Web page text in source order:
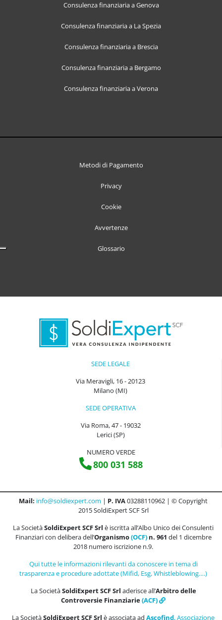
Consulenza finanziaria a Genova
Consulenza finanziaria a La Spezia
Consulenza finanziaria a Brescia
Consulenza finanziaria a Bergamo
Consulenza finanziaria a Verona
Metodi di Pagamento
Privacy
Cookie
Avvertenze
Glossario
SEDE LEGALE
Via Meravigli, 16 - 20123
Milano (MI)
SEDE OPERATIVA
Via Roma, 47 - 19032
Lerici (SP)
NUMERO VERDE
800 031 588
Mail: info@soldiexpert.com | P. IVA03288110962 | © Copyright
2015 SoldiExpert SCF Srl
La SocietàSoldiExpert SCF Srl è iscritta all’Albo Unico dei Consulenti
Finanziari con delibera dell’Organismo(OCF)n. 961 del 1 dicembre
2018 numero iscrizione n.9.
Qui tutte le informazioni rilevanti da conoscere in tema di
trasparenza e procedure adottate (Mifid, Esg, Whistleblowing….)
La SocietàSoldiExpert SCF Srl aderisce all’Arbitro delle
Controversie Finanziarie(ACF)
La SocietàSoldiExpert SCF Srl è associata ad Ascofind, Associazione